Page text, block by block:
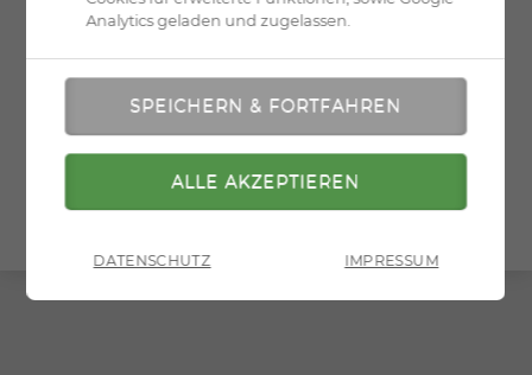
» zurück zur Übersicht » zur Druckversion
Analytics geladen und zugelassen.
DATENSCHUTZ IMPRESSUM